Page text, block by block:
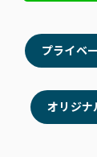
プライベ
オリジナ